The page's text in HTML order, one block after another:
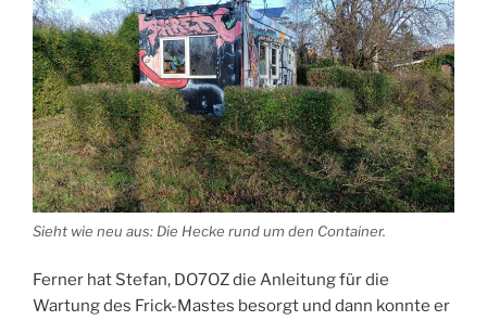
Sieht wie neu aus: Die Hecke rund um den Container.
Ferner hat Stefan, DO7OZ die Anleitung für die
Wartung des Frick-Mastes besorgt und dann konnte er